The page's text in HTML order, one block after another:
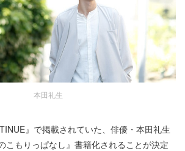
本田礼生
』で掲載されていた、俳優・本田礼生
こもりっぱなし』書籍化されることが決定